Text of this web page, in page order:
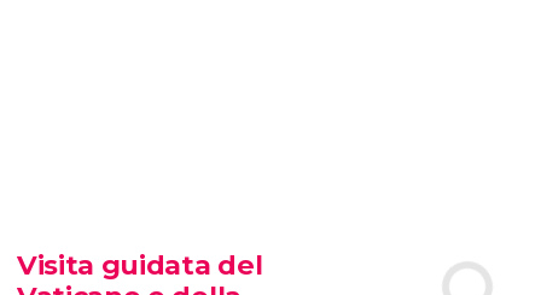
tour dei contrasti di New York
Visita guidata del